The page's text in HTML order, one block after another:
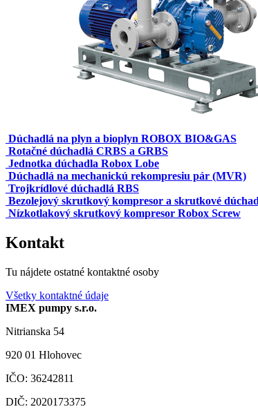
Dúchadlá na plyn a bioplyn ROBOX BIO&GAS
Rotačné dúchadlá CRBS a GRBS
Jednotka dúchadla Robox Lobe
Dúchadlá na mechanickú rekompresiu pár (MVR)
Trojkrídlové dúchadlá RBS
Bezolejový skrutkový kompresor a skrutkové
Nízkotlakový skrutkový kompresor Robox Screw
Kontakt
Tu nájdete ostatné kontaktné osoby
Všetky kontaktné údaje
IMEX pumpy s.r.o.
Nitrianska 54
920 01 Hlohovec
IČO: 36242811
DIČ: 2020173375